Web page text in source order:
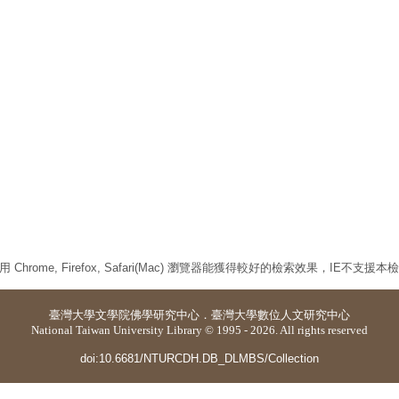
Chrome, Firefox, Safari(Mac) 瀏覽器能獲得較好的檢索效果，IE不支援本檢
臺灣大學文學院佛學研究中心 ． 臺灣大學數位人文研究中心
National Taiwan University Library © 1995 - 2026. All rights reserved
doi:10.6681/NTURCDH.DB_DLMBS/Collection